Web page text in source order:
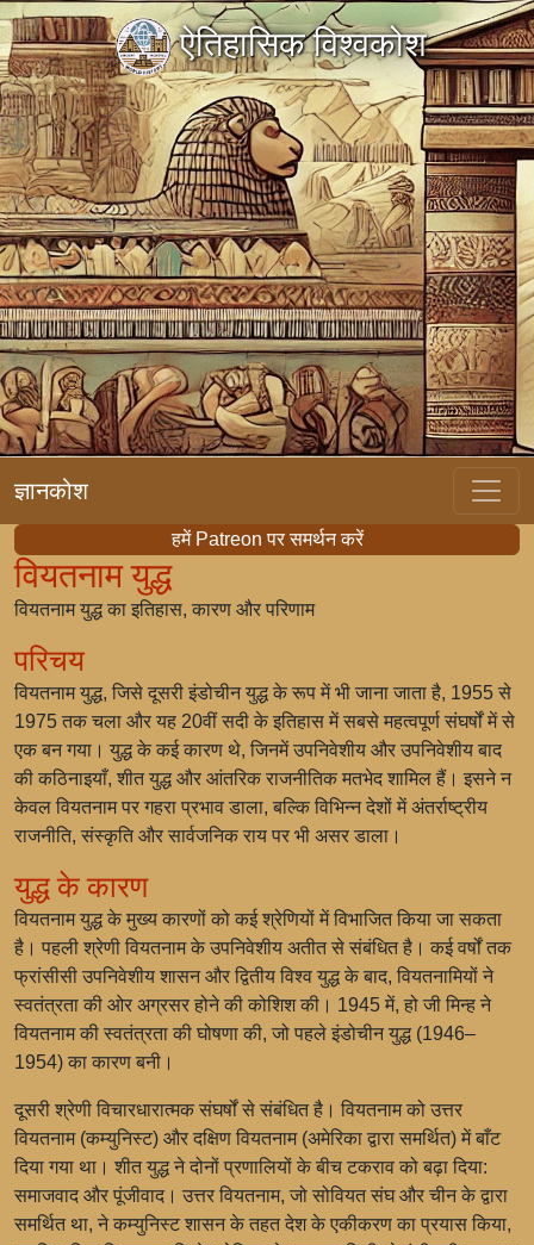
ऐतिहासिक विश्वकोश
ज्ञानकोश
हमें Patreon पर समर्थन करें
वियतनाम युद्ध
वियतनाम युद्ध का इतिहास, कारण और परिणाम
परिचय
वियतनाम युद्ध, जिसे दूसरी इंडोचीन युद्ध के रूप में भी जाना जाता है, 1955 से
1975 तक चला और यह 20वीं सदी के इतिहास में सबसे महत्वपूर्ण संघर्षों में से
एक बन गया। युद्ध के कई कारण थे, जिनमें उपनिवेशीय और उपनिवेशीय बाद
की कठिनाइयाँ, शीत युद्ध और आंतरिक राजनीतिक मतभेद शामिल हैं। इसने न
केवल वियतनाम पर गहरा प्रभाव डाला, बल्कि विभिन्न देशों में अंतर्राष्ट्रीय
राजनीति, संस्कृति और सार्वजनिक राय पर भी असर डाला।
युद्ध के कारण
वियतनाम युद्ध के मुख्य कारणों को कई श्रेणियों में विभाजित किया जा सकता
है। पहली श्रेणी वियतनाम के उपनिवेशीय अतीत से संबंधित है। कई वर्षों तक
फ्रांसीसी उपनिवेशीय शासन और द्वितीय विश्व युद्ध के बाद, वियतनामियों ने
स्वतंत्रता की ओर अग्रसर होने की कोशिश की। 1945 में, हो जी मिन्ह ने
वियतनाम की स्वतंत्रता की घोषणा की, जो पहले इंडोचीन युद्ध (1946–
1954) का कारण बनी।
दूसरी श्रेणी विचारधारात्मक संघर्षों से संबंधित है। वियतनाम को उत्तर
वियतनाम (कम्युनिस्ट) और दक्षिण वियतनाम (अमेरिका द्वारा समर्थित) में बाँट
दिया गया था। शीत युद्ध ने दोनों प्रणालियों के बीच टकराव को बढ़ा दिया:
समाजवाद और पूंजीवाद। उत्तर वियतनाम, जो सोवियत संघ और चीन के द्वारा
समर्थित था, ने कम्युनिस्ट शासन के तहत देश के एकीकरण का प्रयास किया,